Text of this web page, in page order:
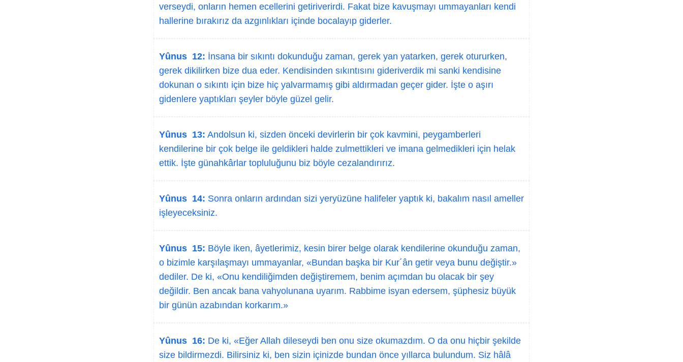
verseydi, onların hemen ecellerini getiriverirdi. Fakat bize kavuşmayı ummayanları kendi
hallerine bırakırız da azgınlıkları içinde bocalayıp giderler.
Yûnus 12: İnsana bir sıkıntı dokunduğu zaman, gerek yan yatarken, gerek otururken,
gerek dikilirken bize dua eder. Kendisinden sıkıntısını gideriverdik mi sanki kendisine
dokunan o sıkıntı için bize hiç yalvarmamış gibi aldırmadan geçer gider. İşte o aşırı
gidenlere yaptıkları şeyler böyle güzel gelir.
Yûnus 13: Andolsun ki, sizden önceki devirlerin bir çok kavmini, peygamberleri
kendilerine bir çok belge ile geldikleri halde zulmettikleri ve imana gelmedikleri için helak
ettik. İşte günahkârlar topluluğunu biz böyle cezalandırırız.
Yûnus 14: Sonra onların ardından sizi yeryüzüne halifeler yaptık ki, bakalım nasıl ameller
işleyeceksiniz.
Yûnus 15: Böyle iken, âyetlerimiz, kesin birer belge olarak kendilerine okunduğu zaman,
o bizimle karşılaşmayı ummayanlar, «Bundan başka bir Kur´ân getir veya bunu değiştir.»
dediler. De ki, «Onu kendiliğimden değiştiremem, benim açımdan bu olacak bir şey
değildir. Ben ancak bana vahyolunana uyarım. Rabbime isyan edersem, şüphesiz büyük
bir günün azabından korkarım.»
Yûnus 16: De ki, «Eğer Allah dileseydi ben onu size okumazdım. O da onu hiçbir şekilde
size bildirmezdi. Bilirsiniz ki, ben sizin içinizde bundan önce yıllarca bulundum. Siz hâlâ